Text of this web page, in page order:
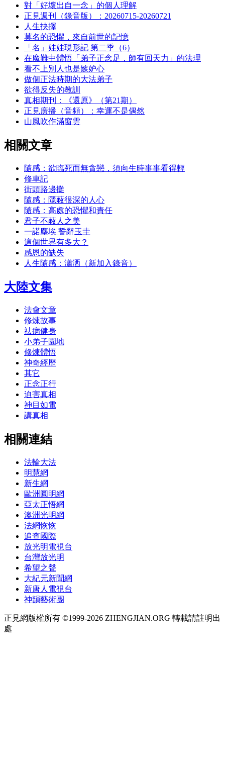
對「好壞出自一念」的個人理解
正見週刊（錄音版）：20260715-20260721
人生抉擇
莫名的恐懼，來自前世的記憶
「名」娃娃現形記 第二季（6）
在魔難中體悟「弟子正念足，師有回天力」的法理
看不上別人也是嫉妒心
做個正法時期的大法弟子
欲得反失的教訓
真相期刊：《還原》（第21期）
正見廣播（音頻）：幸運不是偶然
山風吹作滿窗雲
相關文章
隨感：欲臨死而無貪戀，須向生時事事看得輕
修車記
街頭路邊攤
隨感：隱蔽很深的人心
隨感：高處的恐懼和責任
君子不蔽人之美
一諾塵埃 誓辭玉圭
這個世界有多大？
感恩的缺失
人生隨感：瀟洒（新加入錄音）
大陸文集
法會文章
修煉故事
祛病健身
小弟子園地
修煉體悟
神奇經歷
其它
正念正行
迫害真相
神目如電
講真相
相關連結
法輪大法
明慧網
新生網
歐洲圓明網
亞太正悟網
澳洲光明網
法網恢恢
追查國際
放光明電視台
台灣放光明
希望之聲
大紀元新聞網
新唐人電視台
神韻藝術團
正見網版權所有 ©1999-2026 ZHENGJIAN.ORG 轉載請註明出
處